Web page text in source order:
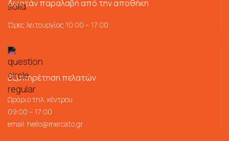
Δωρεάν παραλαβή από την αποθήκη
Ώρες λειτουργίας 10:00 – 17:00
Εξυπηρέτηση πελατών
Ωράριο τηλ. κέντρου
09:00 – 17:00
email: hello@mercato.gr